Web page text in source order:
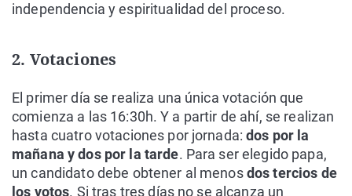
independencia y espiritualidad del proceso.
2. Votaciones
El primer día se realiza una única votación que
comienza a las 16:30h. Y a partir de ahí, se realizan
hasta cuatro votaciones por jornada: dos por la
mañana y dos por la tarde. Para ser elegido papa,
un candidato debe obtener al menosdos tercios de
los votos. Si tras tres días no se alcanza un